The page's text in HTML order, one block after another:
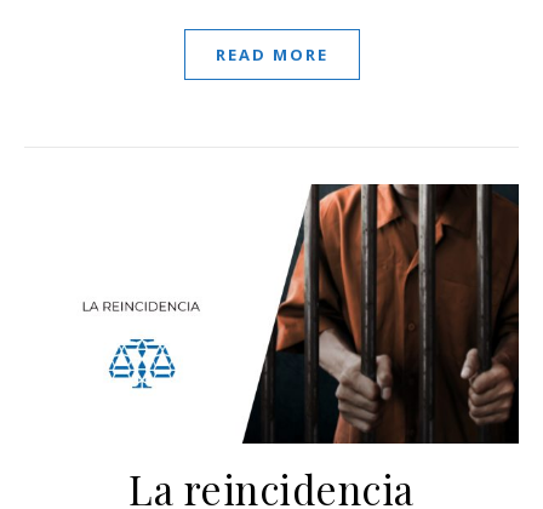
READ MORE
La reincidencia